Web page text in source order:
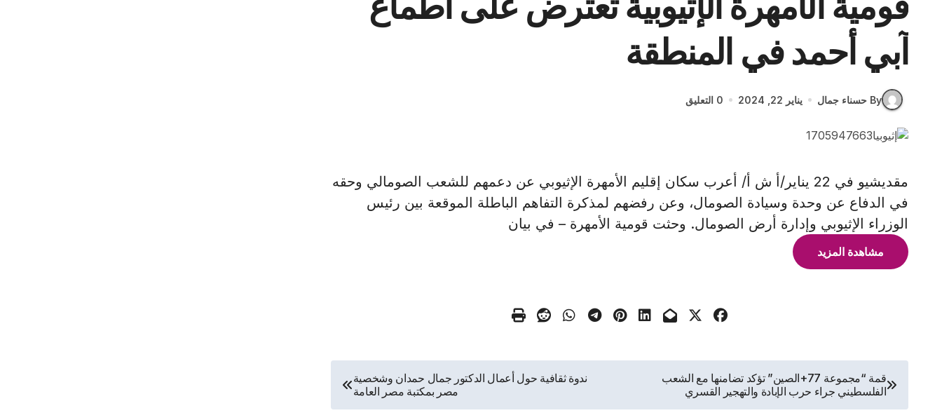
آبي أحمد في المنطقة
By حسناء جمال يناير 22, 2024 0 التعليق
مقديشيو في 22 يناير/أ ش أ/ أعرب سكان إقليم الأمهرة الإثيوبي عن دعمهم للشعب الصومالي وحقه
في الدفاع عن وحدة وسيادة الصومال، وعن رفضهم لمذكرة التفاهم الباطلة الموقعة بين رئيس
الوزراء الإثيوبي وإدارة أرض الصومال. وحثت قومية الأمهرة – في بيان
مشاهدة المزيد
تصفّح
المقالات
قمة “مجموعة 77+الصين” تؤكد تضامنها مع الشعب
الفلسطيني جراء حرب الإبادة والتهجير القسري
ندوة ثقافية حول أعمال الدكتور جمال حمدان وشخصية
مصر بمكتبة مصر العامة